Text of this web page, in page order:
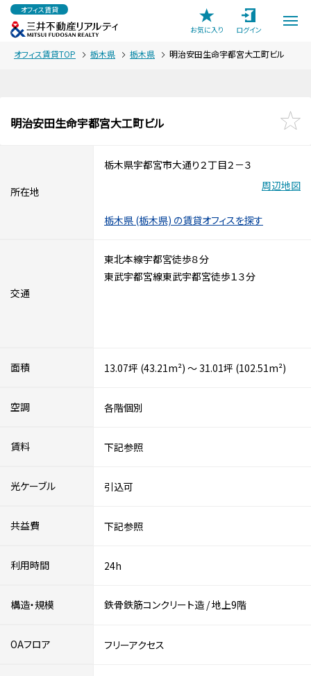
オフィス賃貸
お気に入り
ログイン
オフィス賃貸TOP 栃木県 栃木県 明治安田生命宇都宮大工町ビル
明治安田生命宇都宮大工町ビル
所在地
栃木県宇都宮市大通り２丁目２－３
周辺地図
栃木県 (栃木県) の賃貸オフィスを探す
交通
東北本線宇都宮徒歩８分
東武宇都宮線東武宇都宮徒歩１３分
面積 13.07坪 (43.21m²) ～ 31.01坪 (102.51m²)
空調 各階個別
賃料 下記参照
光ケーブル 引込可
共益費 下記参照
利用時間 24h
構造・規模 鉄骨鉄筋コンクリート造 /地上9階
OAフロア フリーアクセス